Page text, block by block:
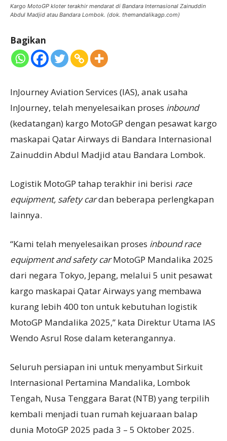
Kargo MotoGP kloter terakhir mendarat di Bandara Internasional Zainuddin
Abdul Madjid atau Bandara Lombok. (dok. themandalikagp.com)
Bagikan
InJourney Aviation Services (IAS), anak usaha
InJourney, telah menyelesaikan proses inbound
(kedatangan) kargo MotoGP dengan pesawat kargo
maskapai Qatar Airways di Bandara Internasional
Zainuddin Abdul Madjid atau Bandara Lombok.
Logistik MotoGP tahap terakhir ini berisi race
equipment, safety cardan beberapa perlengkapan
lainnya.
“Kami telah menyelesaikan proses inbound race
equipment and safety carMotoGP Mandalika 2025
dari negara Tokyo, Jepang, melalui 5 unit pesawat
kargo maskapai Qatar Airways yang membawa
kurang lebih 400 ton untuk kebutuhan logistik
MotoGP Mandalika 2025,” kata Direktur Utama IAS
Wendo Asrul Rose dalam keterangannya.
Seluruh persiapan ini untuk menyambut Sirkuit
Internasional Pertamina Mandalika, Lombok
Tengah, Nusa Tenggara Barat (NTB) yang terpilih
kembali menjadi tuan rumah kejuaraan balap
dunia MotoGP 2025 pada 3 – 5 Oktober 2025.